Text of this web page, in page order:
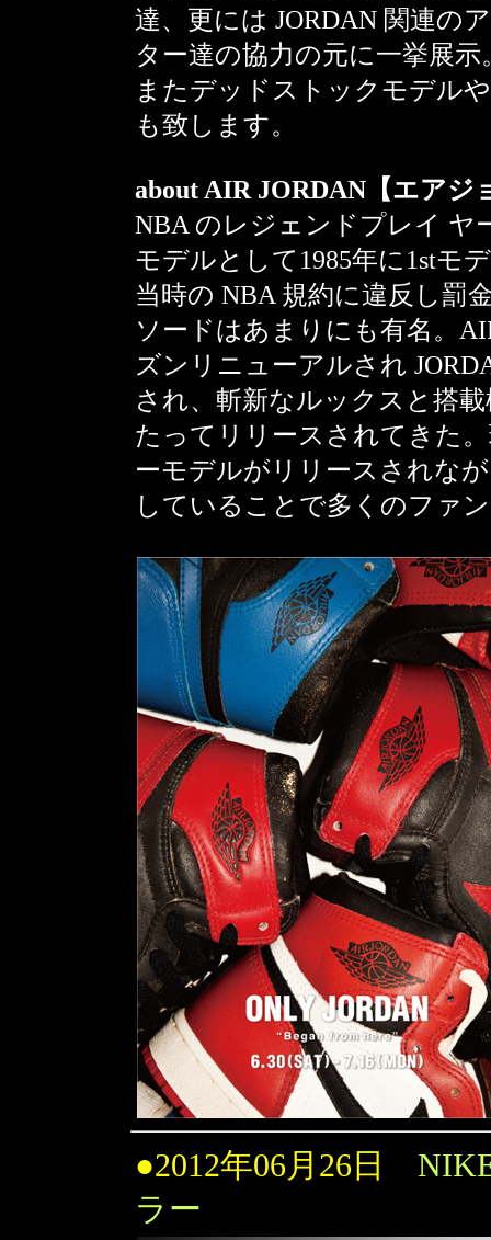
達、更には JORDAN 関連の
ター達の協力の元に一挙展示
またデッドストックモデル
も致します。
about AIR JORDAN【エアジ
NBA のレジェンドプレイ ヤ
モデルとして1985年に1stモ
当時の NBA 規約に違反し罰
ソードはあまりにも有名。
ズンリニューアルされ
され、斬新なルックスと搭
たってリリースされてきた
ーモデルがリリースされな
していることで多くのファ
●2012年06月26日
ラー